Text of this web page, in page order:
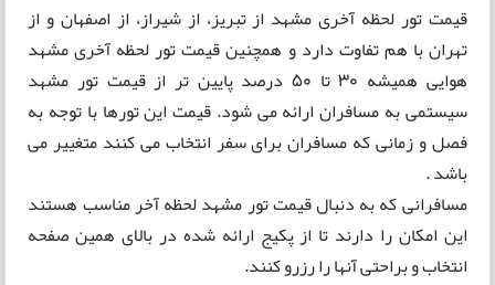
قیمت تور لحظه آخری مشهد از تبریز، از شیراز، از اصفهان و از
تهران با هم تفاوت دارد و همچنین قیمت تور لحظه آخری مشهد
هوایی همیشه 30 تا 50 درصد پایین تر از قیمت تور مشهد
سیستمی به مسافران ارائه می شود. قیمت این تورها با توجه به
فصل و زمانی که مسافران برای سفر انتخاب می کنند متغییر می
باشد .
مسافرانی که به دنبال قیمت تور مشهد لحظه آخر مناسب هستند
این امکان را دارند تا از پکیج ارائه شده در بالای همین صفحه
انتخاب و براحتی آنها را رزرو کنند.